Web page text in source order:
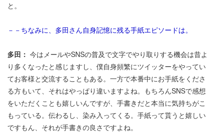
と。
－－ちなみに、多田さん自身記憶に残る手紙エピソードは。
多田： 今はメールやSNSの普及で文字でやり取りする機会は昔よ
り多くなったと感じますし、僕自身頻繁にツイッターをやってい
てお客様と交流することもある。一方で本番中にお手紙をくださ
る方もいて、それはやっぱり違いますよね。もちろんSNSで感想
をいただくことも嬉しいんですが、手書きだと本当に気持ちがこ
もっている。伝わるし、染み入ってくる。手紙って貰うと嬉しい
ですもん、それが手書きの良さですよね。